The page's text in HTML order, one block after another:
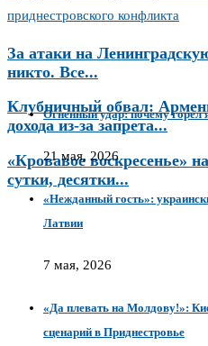
приднестровского конфликта
За атаки на
никто. Все...
Клубничный обвал:
дохода из-за запрета...
«Кровавое воскресенье»
сутки, десятки...
Огненный удар: почему горел
21 мая, 2026
«Нежданный гость»:
Латвии
7 мая, 2026
«Да плевать на Молдову!»:
сценарий в Приднестровье